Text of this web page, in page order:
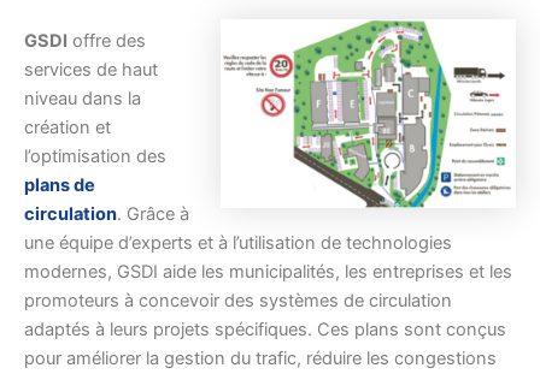
GSDI offre des
services de haut
niveau dans la
création et
l’optimisation des
plans de
circulation. Grâce à
une équipe d’experts et à l’utilisation de technologies
modernes, GSDI aide les municipalités, les entreprises et les
promoteurs à concevoir des systèmes de circulation
adaptés à leurs projets spécifiques. Ces plans sont conçus
pour améliorer la gestion du trafic, réduire les congestions